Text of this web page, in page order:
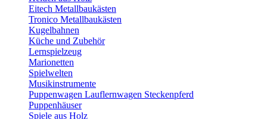
Eitech Metallbaukästen
Tronico Metallbaukästen
Kugelbahnen
Küche und Zubehör
Lernspielzeug
Marionetten
Spielwelten
Musikinstrumente
Puppenwagen Lauflernwagen Steckenpferd
Puppenhäuser
Spiele aus Holz